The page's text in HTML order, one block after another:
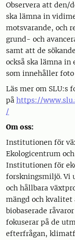
Observera att den/
ska lämna in
motsvarande, och
grund- och
samt att de
också ska lämna in
som innehåller
Läs mer om SLU:s
på https://
/
Om oss:
Institutionen för
Ekologicentrum
Institutionen för
forskningsmiljö. Vi
och hållbara
mängd och kvalitet
biobaserade
fokuserar på de
efterfrågan,